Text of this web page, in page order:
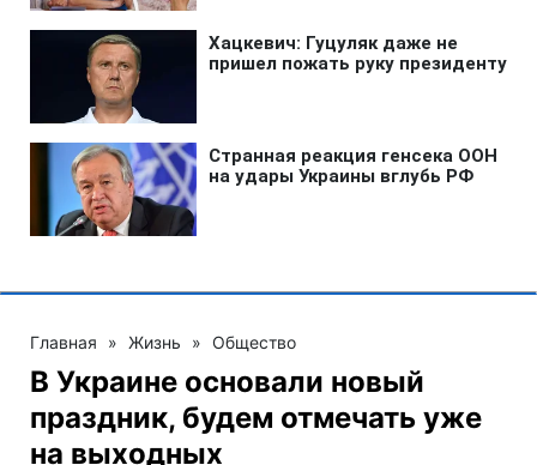
Главная » Жизнь » Общество
В Украине основали новый
праздник, будем отмечать уже
на выходных